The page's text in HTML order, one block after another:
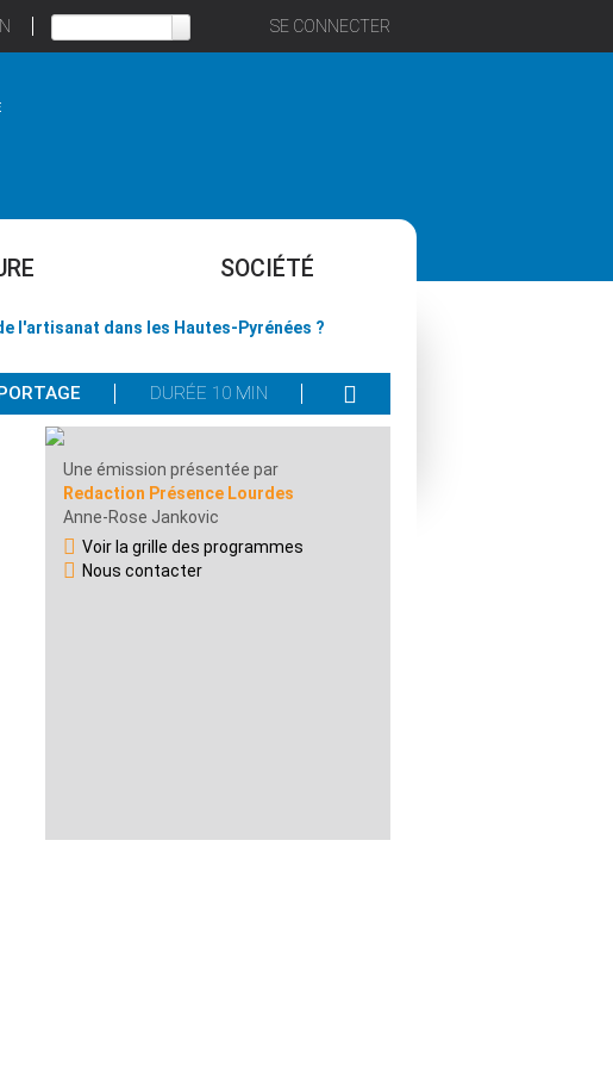
SE CONNECTER
SOCIÉTÉ
l'artisanat dans les Hautes-Pyrénées ?
DURÉE 10 MIN
Une émission présentée par
Redaction Présence Lourdes
Anne-Rose Jankovic
Voir la grille des programmes
Nous contacter